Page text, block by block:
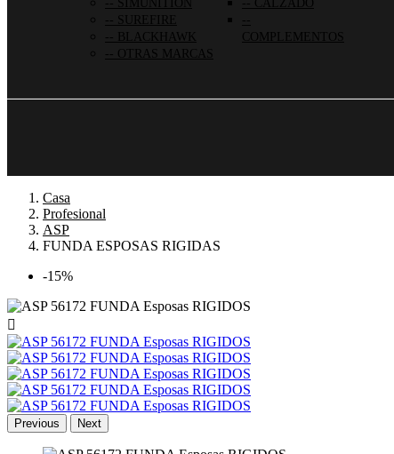
CALZADO
COMPLEMENTOS
SIMUNITION
SUREFIRE
BLACKHAWK
OTRAS MARCAS
Casa
Profesional
ASP
FUNDA ESPOSAS RIGIDAS
-15%

Previous Next